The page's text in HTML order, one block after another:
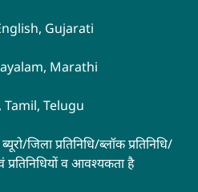
Gujarati
Marathi
Tamil, Telugu
जिला प्रतिनिधि/ब्लॉक प्रतिनिधि/
प्रतिनिधियों व आवश्यकता है